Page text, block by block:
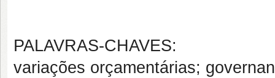
PALAVRAS-CHAVES:
variações orçamentárias;